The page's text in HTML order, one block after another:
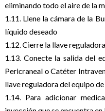
eliminando todo el aire de la
1.11. Llene la cámara de la
líquido deseado
1.12. Cierre la llave
1.13. Conecte la salida del
Pericraneal o Catéter
llave reguladora del equipo
1.14. Para adicionar